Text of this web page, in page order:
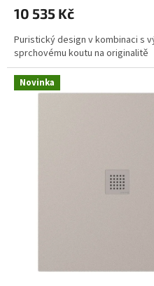
10 535 Kč
Puristický design v kombinaci s
sprchovému koutu na originalitě
Novinka